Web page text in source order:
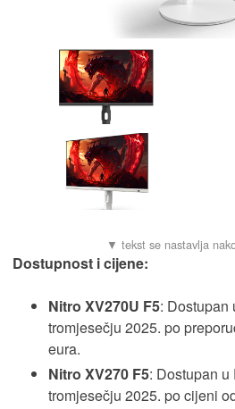
Dostupnost i cijene:
Nitro XV270U F5: Dostupan
tromjesečju 2025. po
eura.
Nitro XV270 F5: Dostupan
tromjesečju 2025. po cijeni